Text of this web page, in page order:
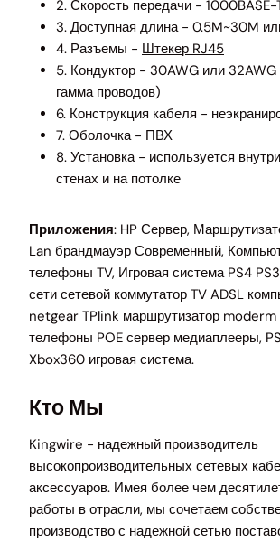
2. Скорость передачи - 1000BASE-
3. Доступная длина - 0.5M~30M
4. Разъемы - Штекер RJ45
5. Кондуктор - 30AWG или 32AWG
гамма проводов)
6. Конструкция кабеля -
7. Оболочка - ПВХ
8. Установка - используется
стенах и на потолке
Приложения: HP Сервер,
Lan брандмауэр Современный,
телефоны TV, Игровая система PS4
сети сетевой коммутатор TV ADSL
netgear TPlink маршрутизатор moderm
телефоны POE сервер медиаплееры,
Xbox360 игровая система.
Кто Мы
Kingwire - надежный производитель
высокопроизводительных сетевых
аксессуаров. Имея более чем
работы в отрасли, мы сочетаем
производство с надежной сетью